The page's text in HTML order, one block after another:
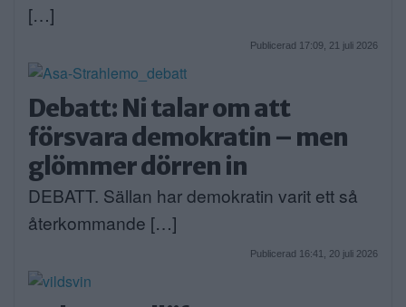
[…]
Publicerad 17:09, 21 juli 2026
Debatt: Ni talar om att
försvara demokratin – men
glömmer dörren in
DEBATT. Sällan har demokratin varit ett så
återkommande […]
Publicerad 16:41, 20 juli 2026